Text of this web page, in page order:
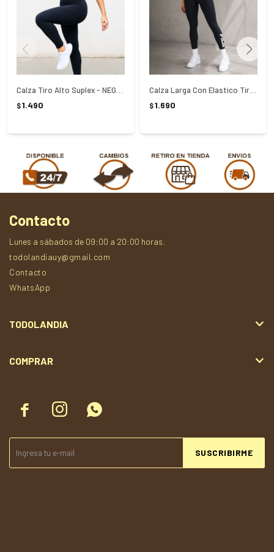
$1.490 $1.690
  
SUSCRIBIRME
Contacto
Lunes a sábados de 09:00 a 20:00 horas.
todolandiauy@gmail.com
Contacto
WhatsApp
TODOLANDIA
COMPRAR